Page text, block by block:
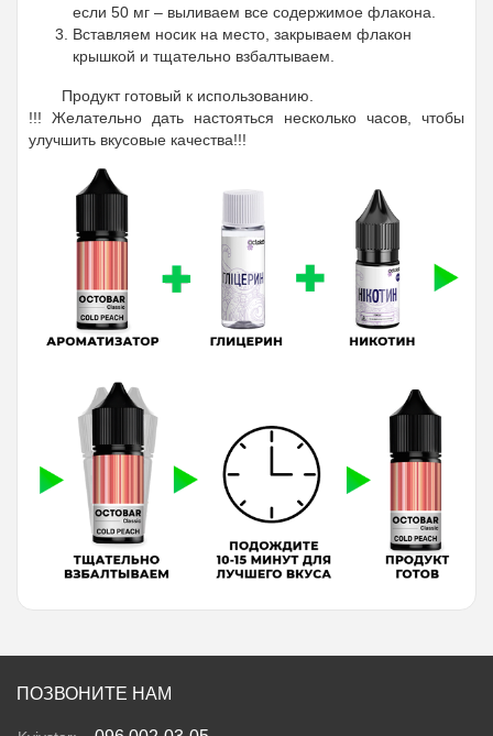
если 50 мг – выливаем все содержимое флакона.
Вставляем носик на место, закрываем флакон
крышкой и тщательно взбалтываем.
Продукт готовый к использованию.
!!! Желательно дать настояться несколько часов, чтобы
улучшить вкусовые качества!!!
ПОЗВОНИТЕ НАМ